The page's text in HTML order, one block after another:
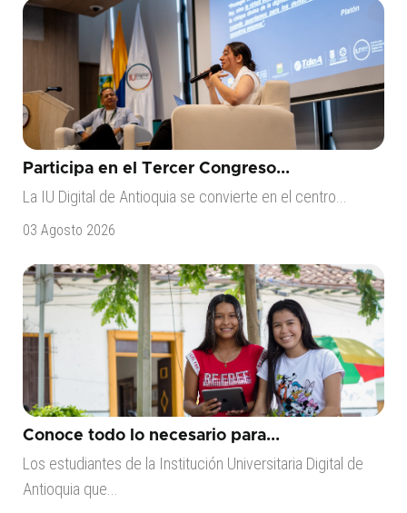
Participa en el Tercer Congreso...
La IU Digital de Antioquia se convierte en el centro...
03 Agosto 2026
Conoce todo lo necesario para...
Los estudiantes de la Institución Universitaria Digital de
Antioquia que...